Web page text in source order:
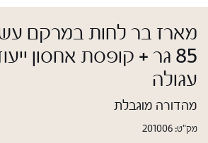
מארז בר לחות במרקם
85 גר + קופסת אחסון
עגולה
מהדורה מוגבלת
מק"ט: 201006